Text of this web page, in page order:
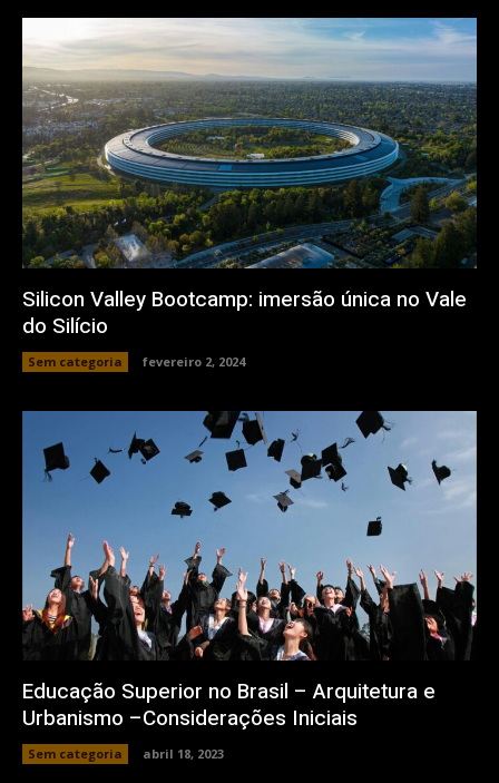
Silicon Valley Bootcamp: imersão única no Vale
do Silício
Sem categoria fevereiro 2, 2024
Educação Superior no Brasil – Arquitetura e
Urbanismo –Considerações Iniciais
Sem categoria abril 18, 2023